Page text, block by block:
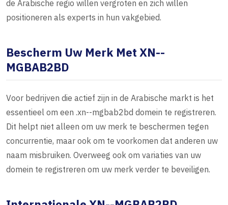
de Arabische regio willen vergroten en zich willen
positioneren als experts in hun vakgebied.
Bescherm Uw Merk Met XN--
MGBAB2BD
Voor bedrijven die actief zijn in de Arabische markt is het
essentieel om een .xn--mgbab2bd domein te registreren.
Dit helpt niet alleen om uw merk te beschermen tegen
concurrentie, maar ook om te voorkomen dat anderen uw
naam misbruiken. Overweeg ook om variaties van uw
domein te registreren om uw merk verder te beveiligen.